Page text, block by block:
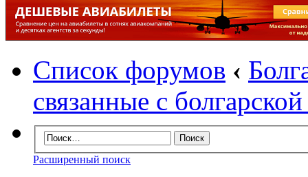
Список форумов ‹
связанные с
Расширенный поиск